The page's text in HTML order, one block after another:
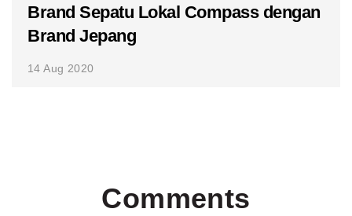
Brand Sepatu Lokal Compass dengan
Brand Jepang
14 Aug 2020
Comments